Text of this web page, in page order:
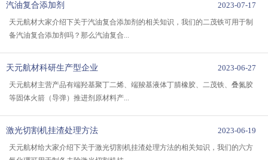
汽油复合添加剂 2023-07-17
天元航材大家介绍下关于汽油复合添加剂的相关知识，我们的二茂铁可用于制
备汽油复合添加剂吗？那么汽油复合...
天元航材科研生产型企业 2023-06-27
天元航材主营产品有端羟基聚丁二烯、端羧基液体丁腈橡胶、二茂铁、叠氮胶
等固体火箭（导弹）推进剂原材料产...
激光切割机挂渣处理方法 2023-06-19
天元航材给大家介绍下关于激光切割机挂渣处理方法的相关知识，我们的六方